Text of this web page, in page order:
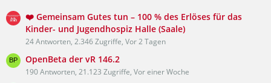
❤️ Gemeinsam Gutes tun – 100 % des Erlöses für das
Kinder- und Jugendhospiz Halle (Saale)
24 Antworten, 2.346 Zugriffe, Vor 2 Tagen
OpenBeta der vR 146.2
190 Antworten, 21.123 Zugriffe, Vor einer Woche